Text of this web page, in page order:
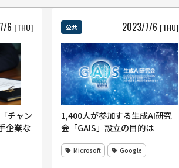
7/6 [THU]
チャン
企業な
公共 2023/7/6 [THU]
1,400人が参加する生成AI研究
会「GAIS」設立の目的は
Microsoft Google